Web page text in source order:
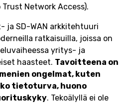
Network Access).
ja SD-WAN arkkitehtuuri
ratkaisuilla, joissa on
yritys- ja
haasteet. Tavoitteena on
ongelmat, kuten
tietoturva, huono
. Tekoälyllä ei ole